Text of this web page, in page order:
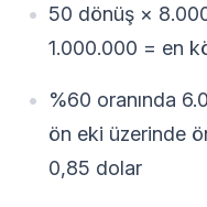
50 dönüş ×
1.000.000 = en
%60 oranında
ön eki üzerinde
0,85 dolar